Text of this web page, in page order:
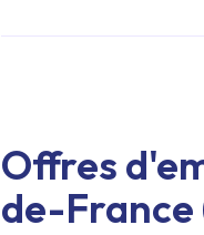
Offres
de-France